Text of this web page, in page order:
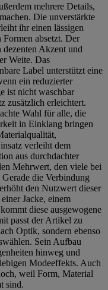
mehrere Details,
Die unverstärkte
ihr einen lässigen
absetzt. Der
dezenten Akzent und
Weite. Das
Label unterstützt eine
ein reduzierter
ist nicht waschbar
zusätzlich erleichtert.
Wahl für alle, die
in Einklang bringen
verleiht dem
aus durchdachter
Mehrwert, den viele bei
die Verbindung
den Nutzwert dieser
Jacke, einem
diese ausgewogene
passt der Artikel zu
Optik, sondern ebenso
Sein Aufbau
hinweg und
Modeeffekts. Auch
weil Form, Material
sind.